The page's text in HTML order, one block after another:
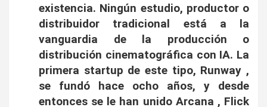
existencia. Ningún estudio, productor o
distribuidor tradicional está a la
vanguardia de la producción o
distribución cinematográfica con IA. La
primera startup de este tipo, Runway ,
se fundó hace ocho años, y desde
entonces se le han unido Arcana , Flick